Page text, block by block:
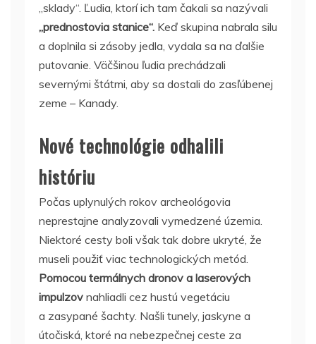
„sklady“. Ľudia, ktorí ich tam čakali sa nazývali
„prednostovia stanice“. Keď skupina nabrala silu
a doplnila si zásoby jedla, vydala sa na ďalšie
putovanie. Väčšinou ľudia prechádzali
severnými štátmi, aby sa dostali do zasľúbenej
zeme – Kanady.
Nové technológie odhalili
históriu
Počas uplynulých rokov archeológovia
neprestajne analyzovali vymedzené územia.
Niektoré cesty boli však tak dobre ukryté, že
museli použiť viac technologických metód.
Pomocou termálnych dronov a laserových
impulzov nahliadli cez hustú vegetáciu
a zasypané šachty. Našli tunely, jaskyne a
útočiská, ktoré na nebezpečnej ceste za